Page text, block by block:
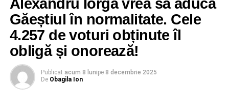
a identifica finanțările unor campanii electorale. Aici e
nevoie de îmbunătățirea cadrului normativ”, a precizat
președintele AEP.
A mai spus Țuțuianu că reprezentanții Autorității
Electorale Permanente nu sunt investigatori. Nu sunt ei în
măsură să stabilească de unde au venit resursele
Alexandru Iorga vrea să aducă
Găeștiul în normalitate. Cele
4.257 de voturi obținute îl
obligă și onorează!
Publicat acum 8 lunipe 8 decembrie 2025
De Obagila Ion